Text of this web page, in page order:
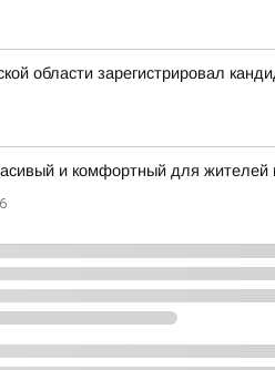
области зарегистрировал
и комфортный для жителей